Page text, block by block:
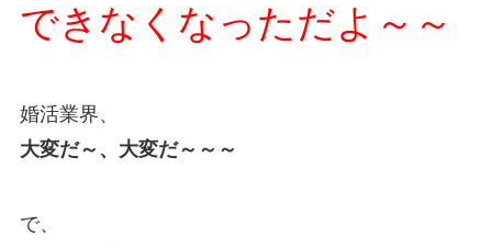
できなくなっただよ～～
婚活業界、
大変だ～、大変だ～～～
で、